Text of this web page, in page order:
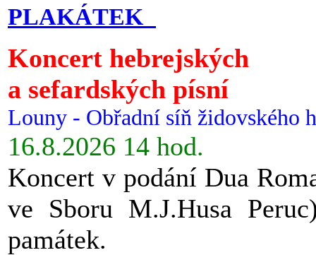
PLAKÁTEK
Koncert hebrejských
a sefardských písní
Louny - Obřadní síň židovského
16.8.2026 14 hod.
Koncert v podání Dua
ve Sboru M.J.Husa
památek.